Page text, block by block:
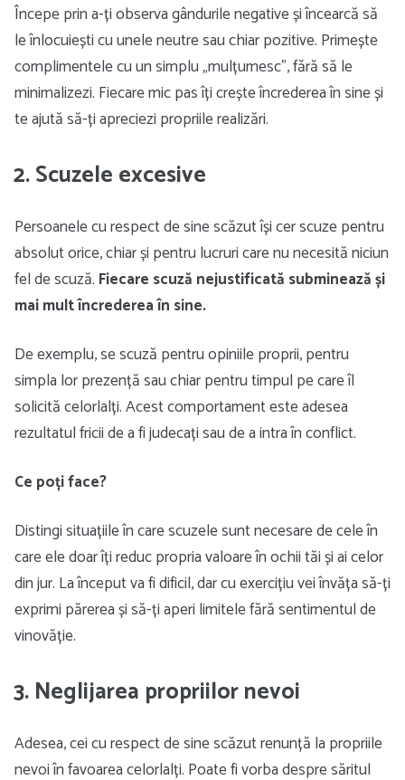
Începe prin a-ți observa gândurile negative și încearcă să
le înlocuiești cu unele neutre sau chiar pozitive. Primește
complimentele cu un simplu „mulțumesc”, fără să le
minimalizezi. Fiecare mic pas îți crește încrederea în sine și
te ajută să-ți apreciezi propriile realizări.
2. Scuzele excesive
Persoanele cu respect de sine scăzut își cer scuze pentru
absolut orice, chiar și pentru lucruri care nu necesită niciun
fel de scuză. Fiecare scuză nejustificată subminează și
mai mult încrederea în sine.
De exemplu, se scuză pentru opiniile proprii, pentru
simpla lor prezență sau chiar pentru timpul pe care îl
solicită celorlalți. Acest comportament este adesea
rezultatul fricii de a fi judecați sau de a intra în conflict.
Ce poți face?
Distingi situațiile în care scuzele sunt necesare de cele în
care ele doar îți reduc propria valoare în ochii tăi și ai celor
din jur. La început va fi dificil, dar cu exercițiu vei învăța să-ți
exprimi părerea și să-ți aperi limitele fără sentimentul de
vinovăție.
3. Neglijarea propriilor nevoi
Adesea, cei cu respect de sine scăzut renunță la propriile
nevoi în favoarea celorlalți. Poate fi vorba despre săritul